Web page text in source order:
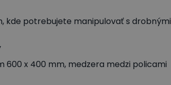
kde potrebujete manipulovať s drobnými
x 400 mm, medzera medzi policami